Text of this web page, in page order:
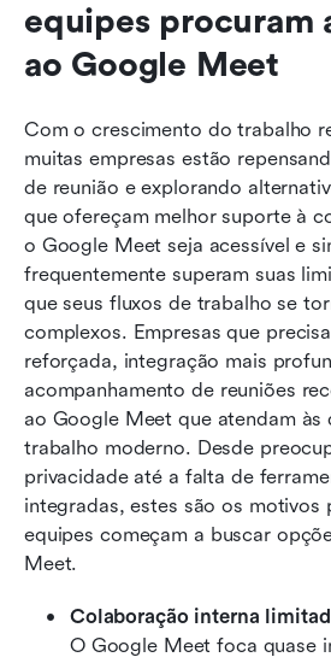
equipes procuram
ao Google Meet
Com o crescimento do trabalho
muitas empresas estão
de reunião e explorando
que ofereçam melhor suporte à
o Google Meet seja acessível e
frequentemente superam suas
que seus fluxos de trabalho se
complexos. Empresas que
reforçada, integração mais
acompanhamento de reuniões
ao Google Meet que atendam às
trabalho moderno. Desde
privacidade até a falta de
integradas, estes são os motivos
equipes começam a buscar
Meet.
O Google Meet foca quase